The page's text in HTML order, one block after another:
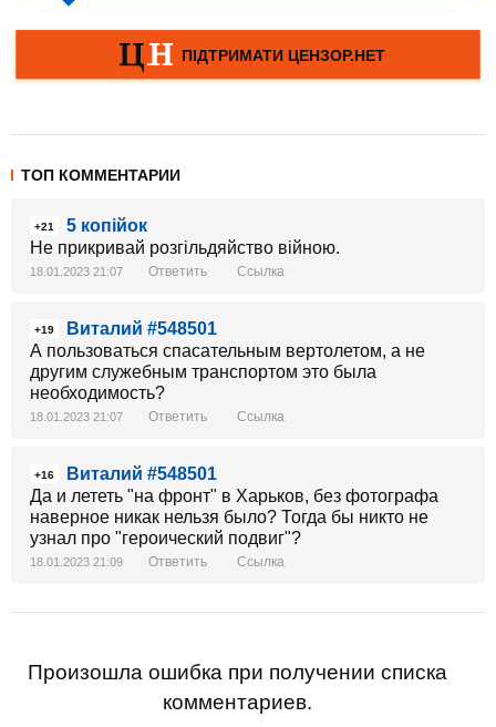
ТОП КОММЕНТАРИИ
+21
5 копійок
Не прикривай розгільдяйство війною.
18.01.2023 21:07 Ответить Ссылка
+19
Виталий #548501
А пользоваться спасательным вертолетом, а не
другим служебным транспортом это была
необходимость?
18.01.2023 21:07 Ответить Ссылка
+16
Виталий #548501
Да и лететь "на фронт" в Харьков, без фотографа
наверное никак нельзя было? Тогда бы никто не
узнал про "героический подвиг"?
18.01.2023 21:09 Ответить Ссылка
Произошла ошибка при получении списка
комментариев.